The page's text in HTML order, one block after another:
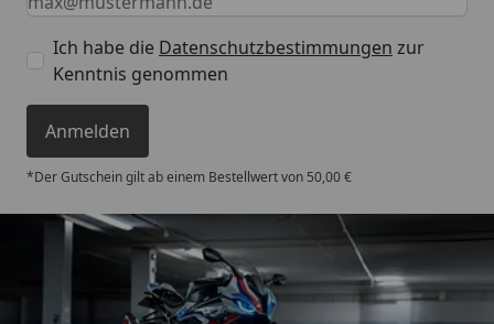
Ich habe die Datenschutzbestimmungen zur
Kenntnis genommen
Anmelden
*Der Gutschein gilt ab einem Bestellwert von 50,00 €
Trusted Shops